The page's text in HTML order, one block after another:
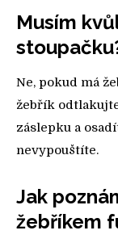
Musím
Ne, pokud má
žebřík
záslepku a
nevypouštíte.
Jak
žebříkem